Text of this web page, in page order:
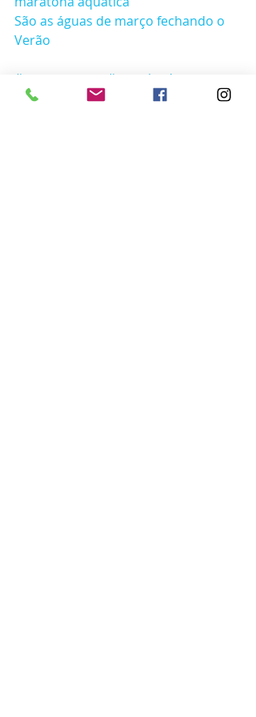
São as águas de março fechando o
Verão
#semanasanta
#cruzeirodapascoa
#pascoa
#cruzeiro
#aratuiateclube